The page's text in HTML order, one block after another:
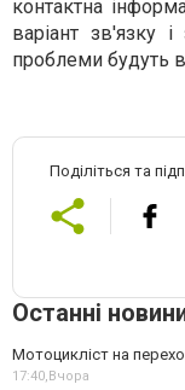
контактна
варіант зв'язку
проблеми будуть
Поділіться та
Останні
Мотоцикліст на
17:40,Вчора